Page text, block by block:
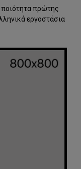
ποιότητα πρώτης
εργοστάσια